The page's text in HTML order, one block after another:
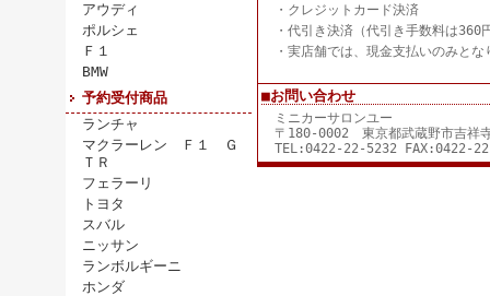
アウディ
ポルシェ
Ｆ１
BMW
予約受付商品
ランチャ
マクラーレン Ｆ１ Ｇ
ＴＲ
フェラーリ
トヨタ
スバル
ニッサン
ランボルギーニ
ホンダ
・クレジットカード決済
・代引き決済（代引き手数料は360
・実店舗では、現金支払いのみとな
■お問い合わせ
ミニカーサロンユー
〒180-0002 東京都武蔵野市吉祥
TEL:0422-22-5232 FAX:0422-